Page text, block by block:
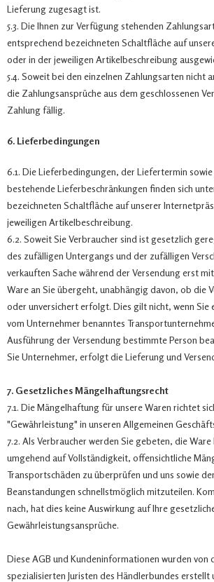
Lieferung zugesagt ist.
5.3. Die Ihnen zur Verfügung stehenden
entsprechend bezeichneten Schaltfläche auf
oder in der jeweiligen Artikelbeschreibung
5.4. Soweit bei den einzelnen Zahlungsarten nicht
die Zahlungsansprüche aus dem geschlossenen
Zahlung fällig.
6. Lieferbedingungen
6.1. Die Lieferbedingungen, der Liefertermin
bestehende Lieferbeschränkungen finden sich
bezeichneten Schaltfläche auf unserer
jeweiligen Artikelbeschreibung.
6.2. Soweit Sie Verbraucher sind ist gesetzlich
des zufälligen Untergangs und der zufälligen
verkauften Sache während der Versendung erst
Ware an Sie übergeht, unabhängig davon, ob die
oder unversichert erfolgt. Dies gilt nicht, wenn Sie
vom Unternehmer benanntes
Ausführung der Versendung bestimmte Person
Sie Unternehmer, erfolgt die Lieferung und
7. Gesetzliches Mängelhaftungsrecht
7.1. Die Mängelhaftung für unsere Waren richtet
"Gewährleistung" in unseren Allgemeinen
7.2. Als Verbraucher werden Sie gebeten, die
umgehend auf Vollständigkeit, offensichtliche
Transportschäden zu überprüfen und uns sowie
Beanstandungen schnellstmöglich mitzuteilen.
nach, hat dies keine Auswirkung auf Ihre
Gewährleistungsansprüche.
Diese AGB und Kundeninformationen wurden von
spezialisierten Juristen des Händlerbundes